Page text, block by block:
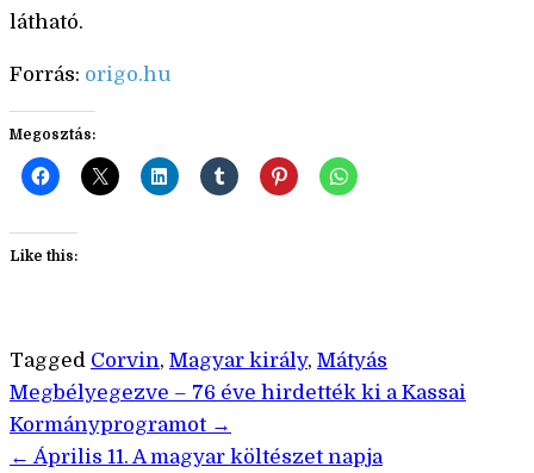
látható.
Forrás: origo.hu
Megosztás:
Like this:
Tagged Corvin, Magyar király, Mátyás
Bejegyzés
navigáció
Megbélyegezve – 76 éve hirdették ki a Kassai
Kormányprogramot →
← Április 11. A magyar költészet napja